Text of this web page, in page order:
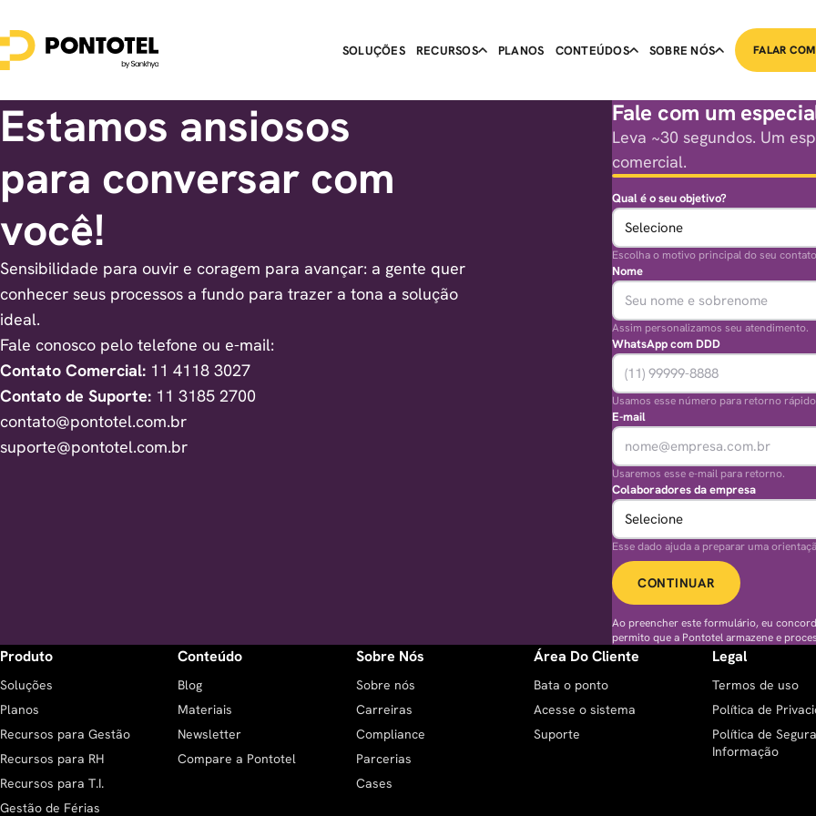
SOLUÇÕES RECURSOS PLANOS CONTEÚDOS SOBRE NÓS FALAR
Estamos ansiosos
para conversar com
você!
Sensibilidade para ouvir e coragem para avançar: a gente quer
conhecer seus processos a fundo para trazer a tona a solução
ideal.
Fale conosco pelo telefone ou e-mail:
Contato Comercial: 11 4118 3027
Contato de Suporte: 11 3185 2700
contato@pontotel.com.br
suporte@pontotel.com.br
Fale com um
Leva ~30 segundos. Um
comercial.
Qual é o seu objetivo?
Escolha o motivo principal do seu
Nome
Assim personalizamos seu atendimento.
WhatsApp com DDD
Usamos esse número para retorno
E-mail
Usaremos esse e-mail para retorno.
Colaboradores da empresa
Esse dado ajuda a preparar uma
CONTINUAR
Ao preencher este formulário, eu
permito que a Pontotel armazene e
Produto
Soluções
Planos
Recursos para Gestão
Recursos para RH
Recursos para T.I.
Gestão de Férias
Conteúdo
Blog
Materiais
Newsletter
Compare a Pontotel
Sobre Nós
Sobre nós
Carreiras
Compliance
Parcerias
Cases
Área Do Cliente
Bata o ponto
Acesse o sistema
Suporte
Legal
Termos de uso
Política de
Política de
Informação